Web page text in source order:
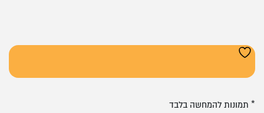
* תמונות להמחשה בלבד